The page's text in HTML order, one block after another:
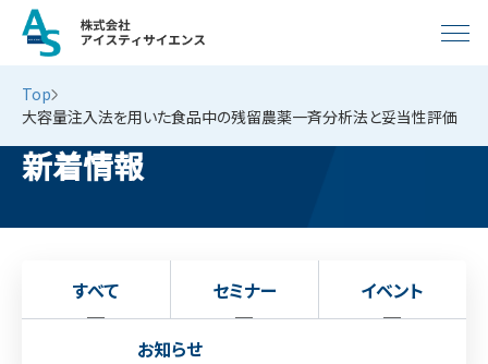
Top
大容量注入法を用いた食品中の残留農薬一斉分析法と妥当性評価
新着情報
すべて セミナー イベント
お知らせ